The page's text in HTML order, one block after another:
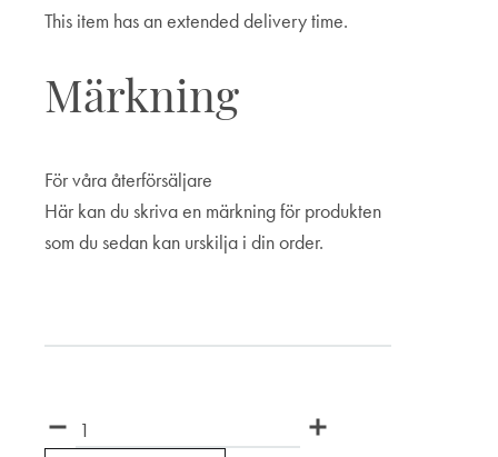
This item has an extended delivery time.
Märkning
För våra återförsäljare
Här kan du skriva en märkning för produkten
som du sedan kan urskilja i din order.
Quantity